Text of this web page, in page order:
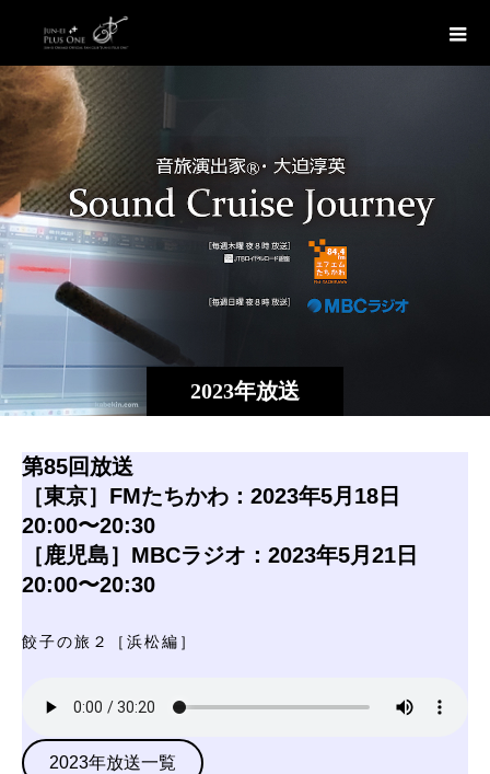
2023年放送
第85回放送
［東京］FMたちかわ：2023年5月18日
20:00〜20:30
［鹿児島］MBCラジオ：2023年5月21日
20:00〜20:30
餃子の旅２［浜松編］
2023年放送一覧